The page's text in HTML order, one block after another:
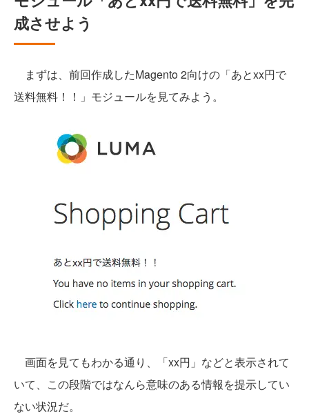
成させよう
まずは、前回作成したMagento 2向けの「あとxx円で
送料無料！！」モジュールを見てみよう。
画面を見てもわかる通り、「xx円」などと表示されて
いて、この段階ではなんら意味のある情報を提示してい
ない状況だ。